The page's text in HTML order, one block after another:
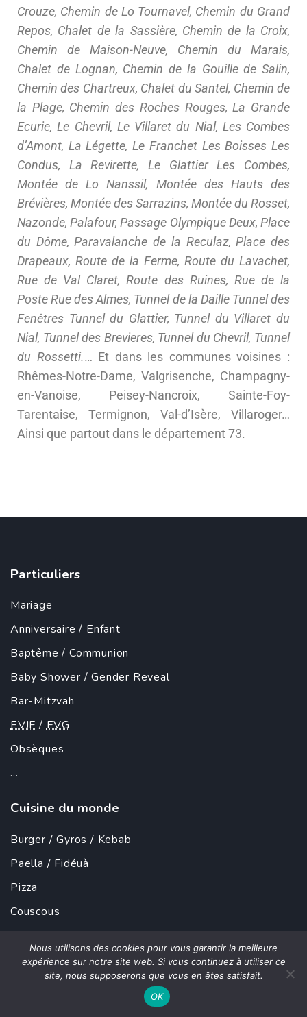
Crouze, Chemin de Lo Tournavel, Chemin du Grand
Repos, Chalet de la Sassière, Chemin de la Croix,
Chemin de Maison-Neuve, Chemin du Marais,
Chalet de Lognan, Chemin de la Gouille de Salin,
Chemin des Chartreux, Chalet du Santel, Chemin de
la Plage, Chemin des Roches Rouges, La Grande
Ecurie, Le Chevril, Le Villaret du Nial, Les Combes
d’Amont, La Légette, Le Franchet Les Boisses Les
Condus, La Revirette, Le Glattier Les Combes,
Montée de Lo Nanssil, Montée des Hauts des
Brévières, Montée des Sarrazins, Montée du Rosset,
Nazonde, Palafour, Passage Olympique Deux, Place
du Dôme, Paravalanche de la Reculaz, Place des
Drapeaux, Route de la Ferme, Route du Lavachet,
Rue de Val Claret, Route des Ruines, Rue de la
Poste Rue des Almes, Tunnel de la Daille Tunnel des
Fenêtres Tunnel du Glattier, Tunnel du Villaret du
Nial, Tunnel des Brevieres, Tunnel du Chevril, Tunnel
du Rossetti.… Et dans les communes voisines :
Rhêmes-Notre-Dame, Valgrisenche, Champagny-
en-Vanoise, Peisey-Nancroix, Sainte-Foy-
Tarentaise, Termignon, Val-d’Isère, Villaroger…
Ainsi que partout dans le département 73.
Particuliers
Mariage
Anniversaire / Enfant
Baptême /Communion
Baby Shower /Gender Reveal
Bar-Mitzvah
EVJF /EVG
Obsèques
...
Cuisine du monde
Burger /Gyros / Kebab
Paella / Fidéuà
Pizza
Couscous
Italien/Pasta Party
Meule de parmesan
Nous utilisons des cookies pour vous garantir la meilleure
expérience sur notre site web. Si vous continuez à utiliser ce
site, nous supposerons que vous en êtes satisfait.
OK